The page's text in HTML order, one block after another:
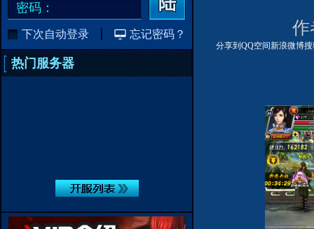
密码：
下次自动登录 忘记密码？
热门服务器
作
分享到 QQ空间新浪微博